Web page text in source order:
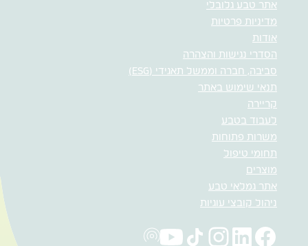
אתר טבע גלובלי
מדיניות פרטיות
אודות
הסדרי נגישות והצהרה
סביבה, חברה וממשל תאגידי (ESG)
תנאי שימוש באתר
קריירה
לעבוד בטבע
משרות פתוחות
תחומי טיפול
מוצרים
אתר גמלאי טבע
ניהול קובצי עוגיות